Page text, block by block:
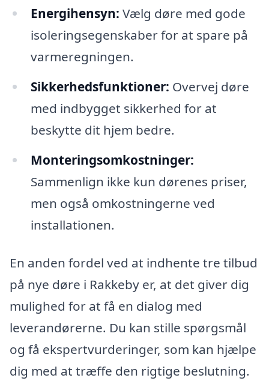
Energihensyn: Vælg døre med gode
isoleringsegenskaber for at spare på
varmeregningen.
Sikkerhedsfunktioner: Overvej døre
med indbygget sikkerhed for at
beskytte dit hjem bedre.
Monteringsomkostninger:
Sammenlign ikke kun dørenes priser,
men også omkostningerne ved
installationen.
En anden fordel ved at indhente tre tilbud
på nye døre i Rakkeby er, at det giver dig
mulighed for at få en dialog med
leverandørerne. Du kan stille spørgsmål
og få ekspertvurderinger, som kan hjælpe
dig med at træffe den rigtige beslutning.